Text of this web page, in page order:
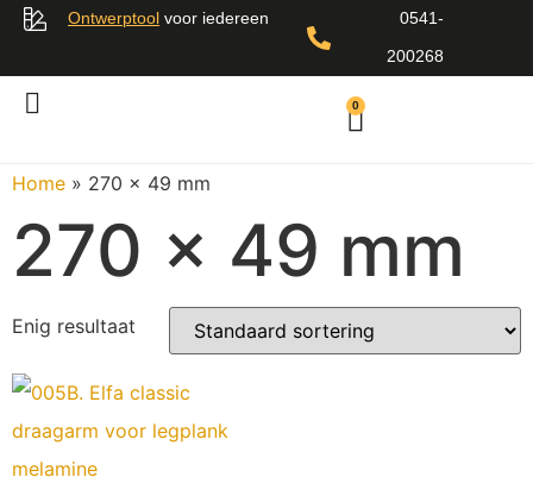
Ontwerptool voor iedereen 0541-
200268
0
Home » 270 x 49 mm
270 x 49 mm
Enig resultaat